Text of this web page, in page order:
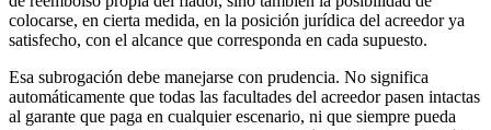
colocarse, en cierta medida, en la posición jurídica del acreedor ya
satisfecho, con el alcance que corresponda en cada supuesto.
Esa subrogación debe manejarse con prudencia. No significa
automáticamente que todas las facultades del acreedor pasen intactas
al garante que paga en cualquier escenario, ni que siempre pueda